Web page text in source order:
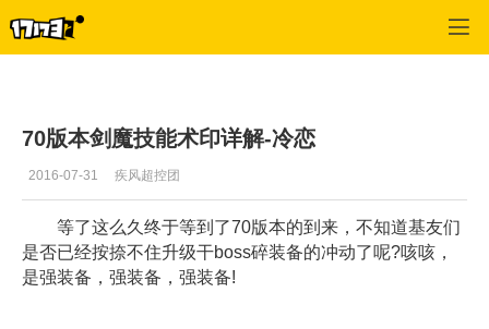
70版本剑魔技能术印详解-冷恋
2016-07-31 疾风超控团
等了这么久终于等到了70版本的到来，不知道基友们
是否已经按捺不住升级干boss碎装备的冲动了呢?咳咳，
是强装备，强装备，强装备!